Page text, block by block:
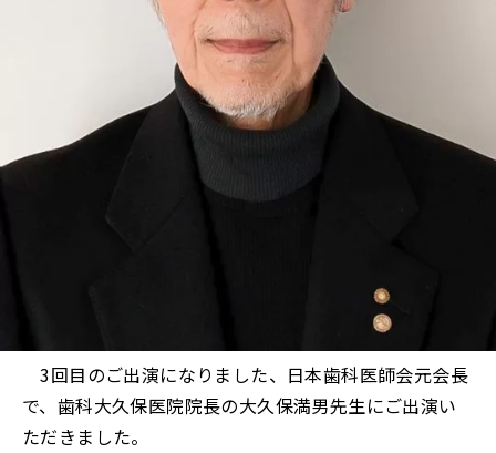
3回目のご出演になりました、日本歯科医師会元会長
で、歯科大久保医院院長の大久保満男先生にご出演い
ただきました。